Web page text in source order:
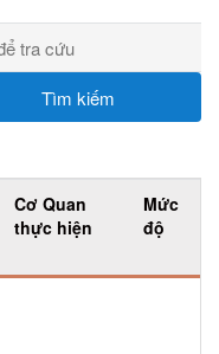
Tìm kiếm
Cơ Quan
thực hiện
Mức
độ